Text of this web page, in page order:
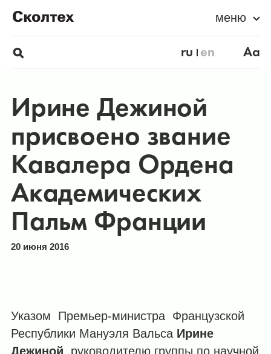
меню
ru en Aa
Ирине Дежиной
присвоено звание
Кавалера Ордена
Академических
Пальм Франции
20 июня 2016
Указом Премьер-министра Французской
Республики Мануэля Вальса Ирине
Дежиной, руководителю группы по научной